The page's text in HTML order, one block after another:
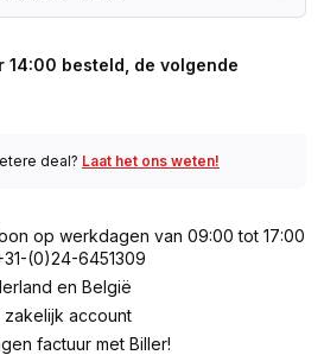
14:00 besteld, de volgende
deal? Laat het ons weten!
op werkdagen van 09:00 tot 17:00
(0)24-6451309
en België
zakelijk account
factuur met Biller!